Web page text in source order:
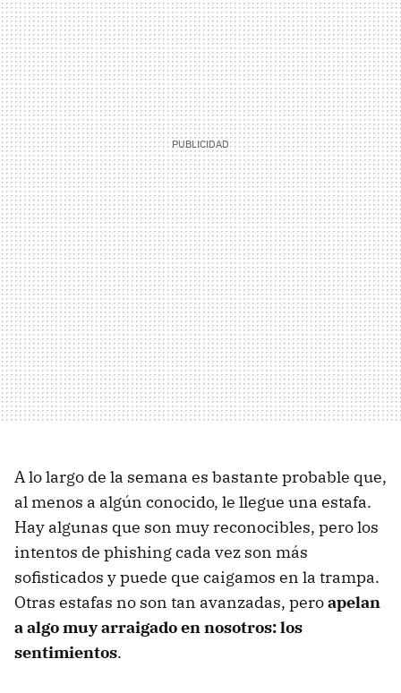
A lo largo de la semana es bastante probable que,
al menos a algún conocido, le llegue una estafa.
Hay algunas que son muy reconocibles, pero los
intentos de phishing cada vez son más
sofisticados y puede que caigamos en la trampa.
Otras estafas no son tan avanzadas, peroapelan
a algo muy arraigado en nosotros: los
sentimientos.